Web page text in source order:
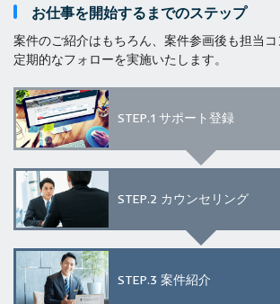
お仕事を開始するまでのステップ
案件のご紹介はもちろん、案件参画後も担当コ
定期的なフォローを実施いたします。
STEP.1 サポート登録
STEP.2 カウンセリング
STEP.3 案件紹介